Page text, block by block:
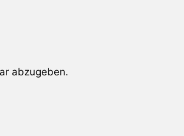
abzugeben.